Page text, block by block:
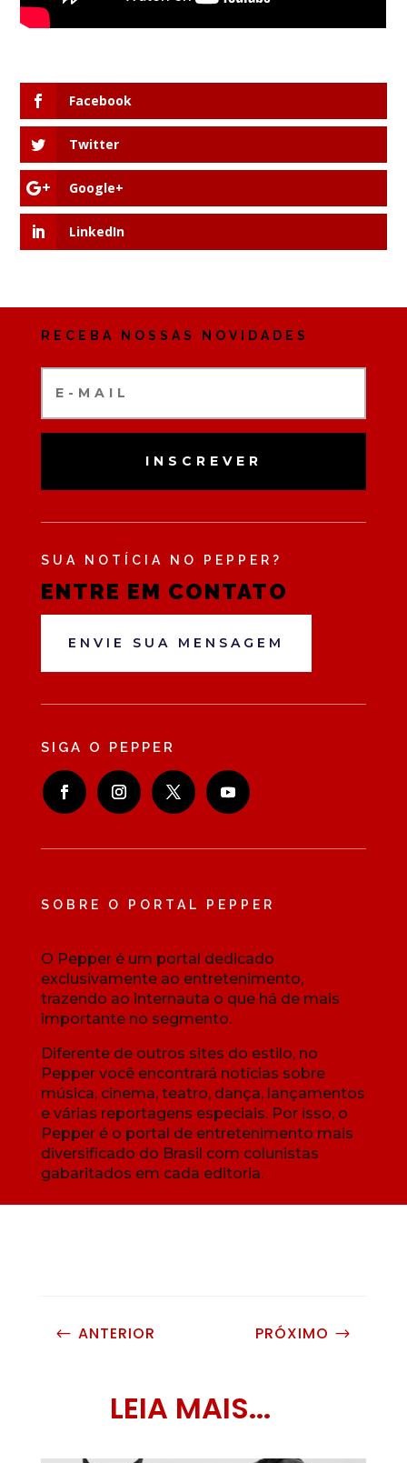
Facebook
Twitter
Google+
LinkedIn
RECEBA NOSSAS NOVIDADES
INSCREVER
SUA NOTÍCIA NO PEPPER?
ENTRE EM CONTATO
ENVIE SUA MENSAGEM
SIGA O PEPPER
SOBRE O PORTAL PEPPER
O Pepper é um portal dedicado
exclusivamente ao entretenimento,
trazendo ao internauta o que há de mais
importante no segmento.
Diferente de outros sites do estilo, no
Pepper você encontrará notícias sobre
música, cinema, teatro, dança, lançamentos
e várias reportagens especiais. Por isso, o
Pepper é o portal de entretenimento mais
diversificado do Brasil com colunistas
gabaritados em cada editoria.
# ANTERIOR PRÓXIMO $
LEIA MAIS...